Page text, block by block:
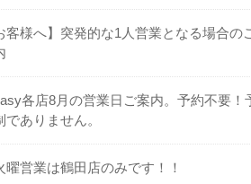
客様へ】突発的な1人営業となる場合の
各店8月の営業日ご案内。予約不要！
でありません。
曜営業は鶴田店のみです！！